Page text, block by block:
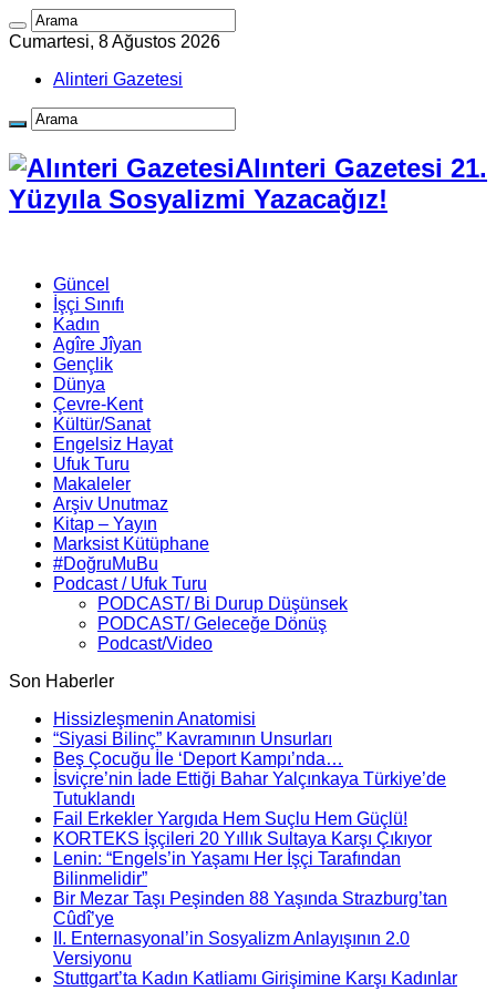
Cumartesi, 8 Ağustos 2026
Alinteri Gazetesi
Alınteri Gazetesi 21.
Yüzyıla Sosyalizmi Yazacağız!
Güncel
İşçi Sınıfı
Kadın
Agîre Jîyan
Gençlik
Dünya
Çevre-Kent
Kültür/Sanat
Engelsiz Hayat
Ufuk Turu
Makaleler
Arşiv Unutmaz
Kitap – Yayın
Marksist Kütüphane
#DoğruMuBu
Podcast / Ufuk Turu
PODCAST/ Bi Durup Düşünsek
PODCAST/ Geleceğe Dönüş
Podcast/Video
Son Haberler
Hissizleşmenin Anatomisi
“Siyasi Bilinç” Kavramının Unsurları
Beş Çocuğu İle ‘Deport Kampı’nda…
İsviçre’nin İade Ettiği Bahar Yalçınkaya Türkiye’de
Tutuklandı
Fail Erkekler Yargıda Hem Suçlu Hem Güçlü!
KORTEKS İşçileri 20 Yıllık Sultaya Karşı Çıkıyor
Lenin: “Engels’in Yaşamı Her İşçi Tarafından
Bilinmelidir”
Bir Mezar Taşı Peşinden 88 Yaşında Strazburg’tan
Cûdî’ye
II. Enternasyonal’in Sosyalizm Anlayışının 2.0
Versiyonu
Stuttgart’ta Kadın Katliamı Girişimine Karşı Kadınlar